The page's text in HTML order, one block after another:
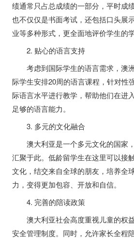
绩通常只占总成绩的一部分，平时成
也不仅仅是书面考试，还包括口头展
业等多种形式，更全面地评价学生的学
2. 贴心的语言支持
考虑到国际学生的语言需求，澳
际学生安排20周的语言课程，针对性
际语言水平进行教学，帮助他们在进
足够的语言能力。
3. 多元的文化融合
澳大利亚是一个多元文化的国家
汇聚于此。低龄留学生在这里可以接
文化，结交来自全球的朋友，培养全
力，变得更加包容、开放和自信。
4. 完善的陪读政策
澳大利亚社会高度重视儿童的权
安全管理制度。同时，允许家长全程